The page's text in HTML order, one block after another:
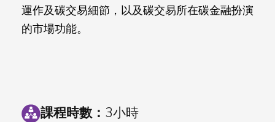
運作及碳交易細節，以及碳交易所在碳金融扮演
的市場功能。
課程時數： 3小時